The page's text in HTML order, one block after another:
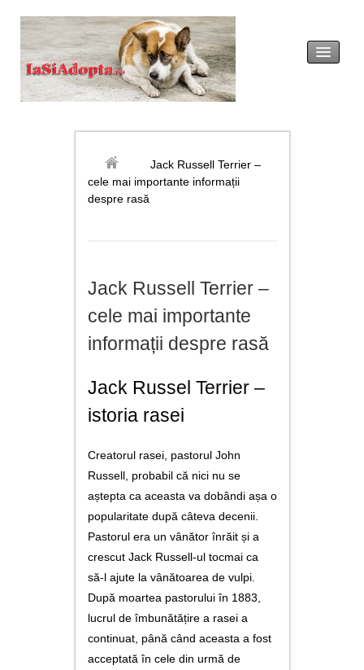
legislație
adopția
galerie foto
contact
Jack Russell Terrier –
cele mai importante informații
despre rasă
Jack Russell Terrier –
cele mai importante
informații despre rasă
Jack Russel Terrier –
istoria rasei
Creatorul rasei, pastorul John
Russell, probabil că nici nu se
aștepta ca aceasta va dobândi așa o
popularitate după câteva decenii.
Pastorul era un vânător înrăit și a
crescut Jack Russell-ul tocmai ca
să-l ajute la vânătoarea de vulpi.
După moartea pastorului în 1883,
lucrul de îmbunătățire a rasei a
continuat, până când aceasta a fost
acceptată în cele din urmă de